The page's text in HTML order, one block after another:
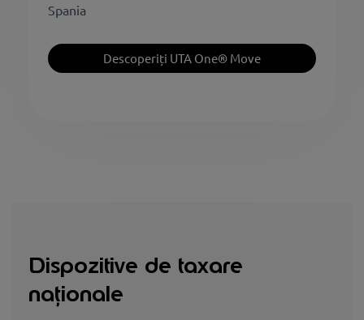
Spania
Descoperiți UTA One® Move
Dispozitive de taxare
naționale